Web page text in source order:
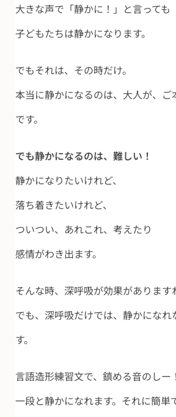
大きな声で「静かに！」と言っても
子どもたちは静かになります。
でもそれは、その時だけ。
本当に静かになるのは、大人が、ご
です。
でも静かになるのは、難しい！
静かになりたいけれど、
落ち着きたいけれど、
ついつい、あれこれ、考えたり
感情がわき出ます。
そんな時、深呼吸が効果があります
でも、深呼吸だけでは、静かになれ
す。
言語造形練習文で、鎮める音のしー
一段と静かになれます。それに簡単